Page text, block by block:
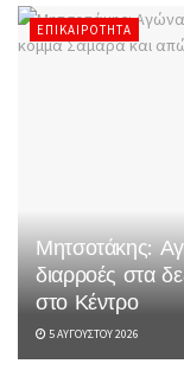
ΕΠΙΚΑΙΡΌΤΗΤΑ
Μητσοτάκης:
διαρροές στα
στο Κέντρο
5 ΑΥΓΟΎΣΤΟΥ 2026